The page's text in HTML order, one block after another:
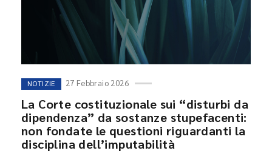
NOTIZIE 27 Febbraio 2026
La Corte costituzionale sui “disturbi da
dipendenza” da sostanze stupefacenti:
non fondate le questioni riguardanti la
disciplina dell’imputabilità